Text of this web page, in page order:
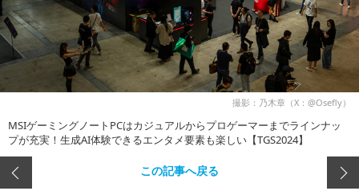
撮影：乃木章（X：@Osefly）
MSIゲーミングノートPCはカジュアルからプロゲーマーまでラインナッ
プが充実！生成AI体験できるエンタメ要素も楽しい【TGS2024】
この記事へ戻る